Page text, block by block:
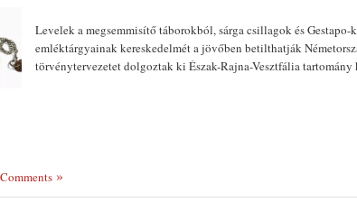
Levelek a megsemmisítő táborokból, sárga csillagok és
emléktárgyainak kereskedelmét a jövőben betilthatják
törvénytervezetet dolgoztak ki Észak-Rajna-Vesztfália